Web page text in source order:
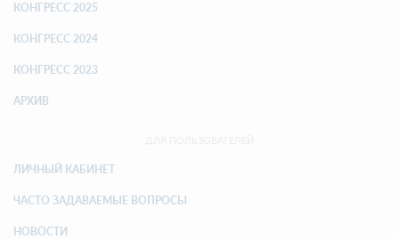
КОНГРЕСС 2025
КОНГРЕСС 2024
КОНГРЕСС 2023
АРХИВ
ЛИЧНЫЙ КАБИНЕТ
ЧАСТО ЗАДАВАЕМЫЕ ВОПРОСЫ
НОВОСТИ